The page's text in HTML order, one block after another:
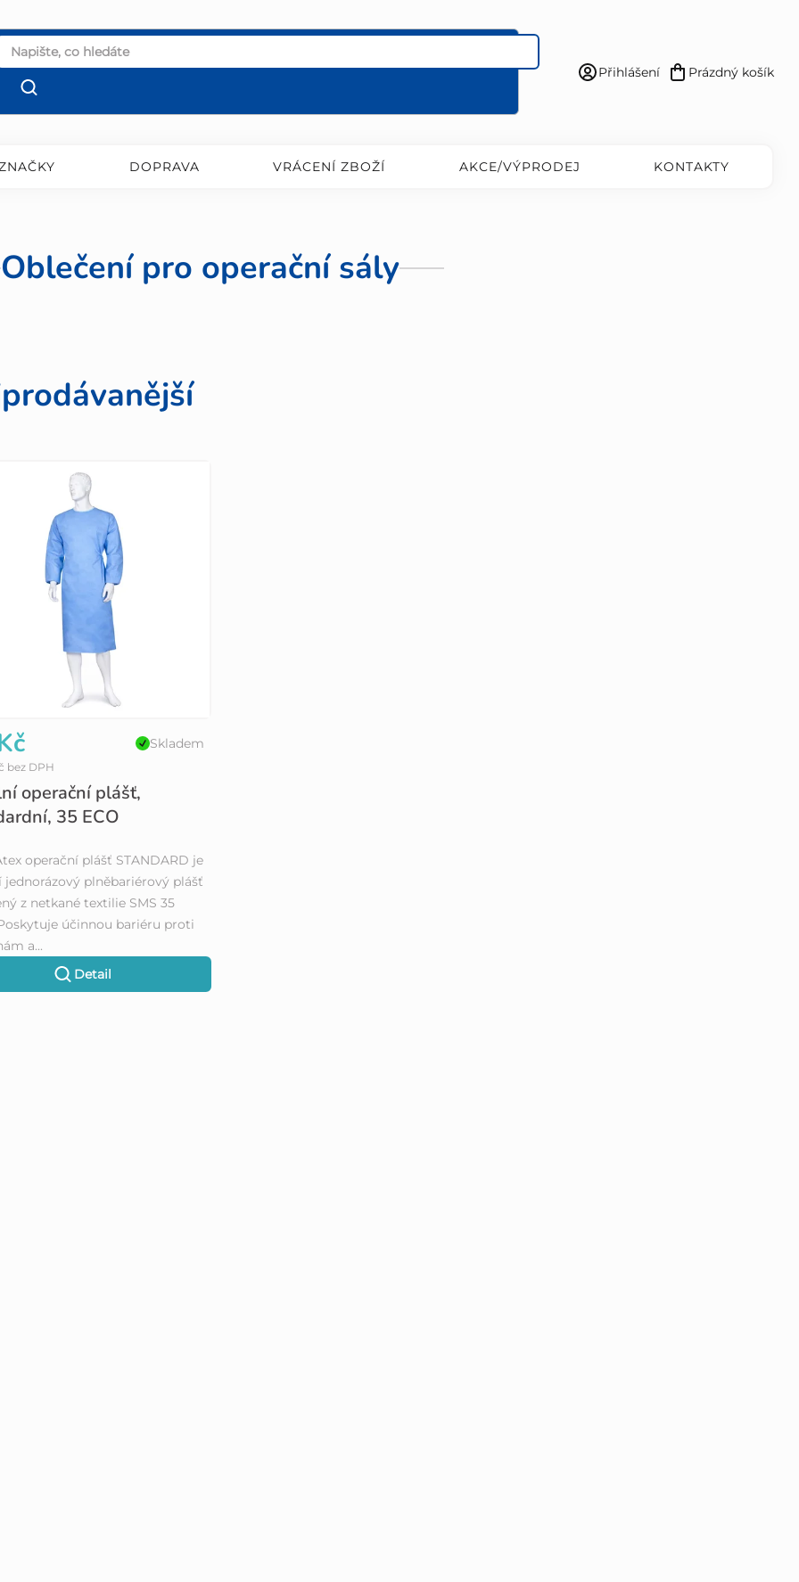
Přihlášení
Nákupní
Prázdný košík
DOPRAVA VRÁCENÍ ZBOŽÍ AKCE/VÝPRODEJ KONTAKTY
Oblečení pro operační sály
operační plášť,
35 ECO
Skladem
bez DPH
Detail
operační plášť STANDARD je
jednorázový plněbariérový plášť
z netkané textilie SMS 35
účinnou bariéru proti
a...